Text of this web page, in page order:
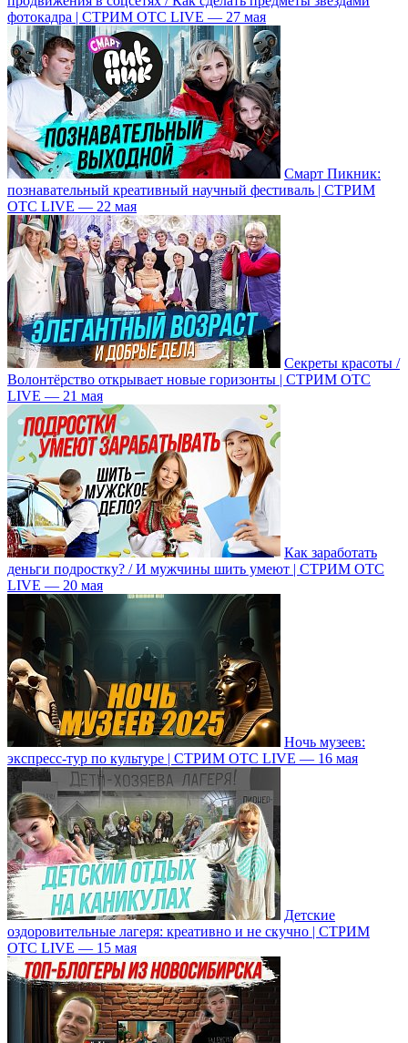
фотокадра | СТРИМ ОТС LIVE — 27 мая
Смарт Пикник:
познавательный креативный научный фестиваль | СТРИМ
ОТС LIVE — 22 мая
Секреты красоты /
Волонтёрство открывает новые горизонты | СТРИМ ОТС
LIVE — 21 мая
Как заработать
деньги подростку? / И мужчины шить умеют | СТРИМ ОТС
LIVE — 20 мая
Ночь музеев:
экспресс-тур по культуре | СТРИМ ОТС LIVE — 16 мая
Детские
оздоровительные лагеря: креативно и не скучно | СТРИМ
ОТС LIVE — 15 мая